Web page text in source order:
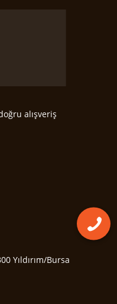
alışveriş
Yıldırım/Bursa